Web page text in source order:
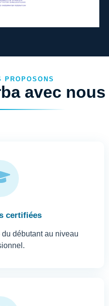
PROPOSONS
avec nous
certifiées
débutant au niveau